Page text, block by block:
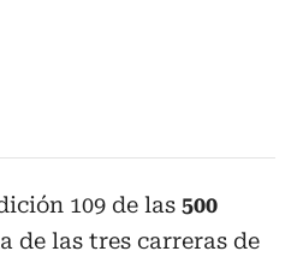
109 de las 500
de las tres carreras de